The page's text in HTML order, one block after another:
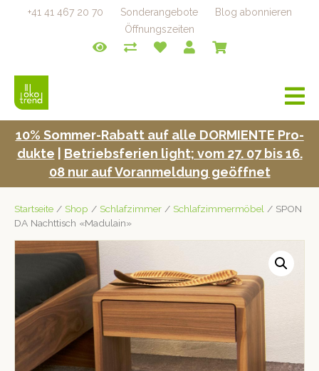
+41 41 467 20 70 Sonderangebote
Blog abonnieren
Öffnungszeiten
a
v
i
10% Som­mer-Rabatt auf alle DORMIENTE Pro­
duk­te
Betrieb­s­fe­rien light; vom 27. 07 bis 16.
08 nur auf Voran­mel­dung geöffnet
Startseite / Shop / Schlafzimmer / Schlafzimmermöbel / SPON
DA Nachttisch «Madulain»